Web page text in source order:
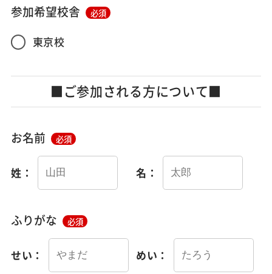
参加希望校舎 必須
東京校
■ご参加される方について■
お名前 必須
姓： 名：
ふりがな 必須
せい： めい：